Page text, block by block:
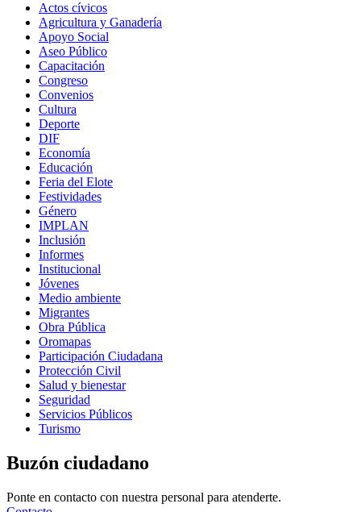
Actos cívicos
Agricultura y Ganadería
Apoyo Social
Aseo Público
Capacitación
Congreso
Convenios
Cultura
Deporte
DIF
Economía
Educación
Feria del Elote
Festividades
Género
IMPLAN
Inclusión
Informes
Institucional
Jóvenes
Medio ambiente
Migrantes
Obra Pública
Oromapas
Participación Ciudadana
Protección Civil
Salud y bienestar
Seguridad
Servicios Públicos
Turismo
Buzón ciudadano
Ponte en contacto con nuestra personal para atenderte.